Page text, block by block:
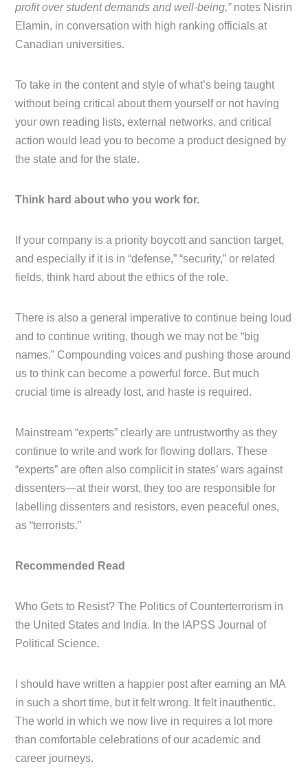
profit over student demands and well-being,”notes Nisrin
Elamin, in conversation with high ranking officials at
Canadian universities.
To take in the content and style of what’s being taught
without being critical about them yourself or not having
your own reading lists, external networks, and critical
action would lead you to become a product designed by
the state and for the state.
Think hard about who you work for.
If your company is a priority boycott and sanction target,
and especially if it is in “defense,” “security,” or related
fields, think hard about the ethics of the role.
There is also a general imperative to continue being loud
and to continue writing, though we may not be “big
names.” Compounding voices and pushing those around
us to think can become a powerful force. But much
crucial time is already lost, and haste is required.
Mainstream “experts” clearly are untrustworthy as they
continue to write and work for flowing dollars. These
“experts” are often also complicit in states’ wars against
dissenters—at their worst, they too are responsible for
labelling dissenters and resistors, even peaceful ones,
as “terrorists.”
Recommended Read
Who Gets to Resist? The Politics of Counterterrorism in
the United States and India. In the IAPSS Journal of
Political Science.
I should have written a happier post after earning an MA
in such a short time, but it felt wrong. It felt inauthentic.
The world in which we now live in requires a lot more
than comfortable celebrations of our academic and
career journeys.